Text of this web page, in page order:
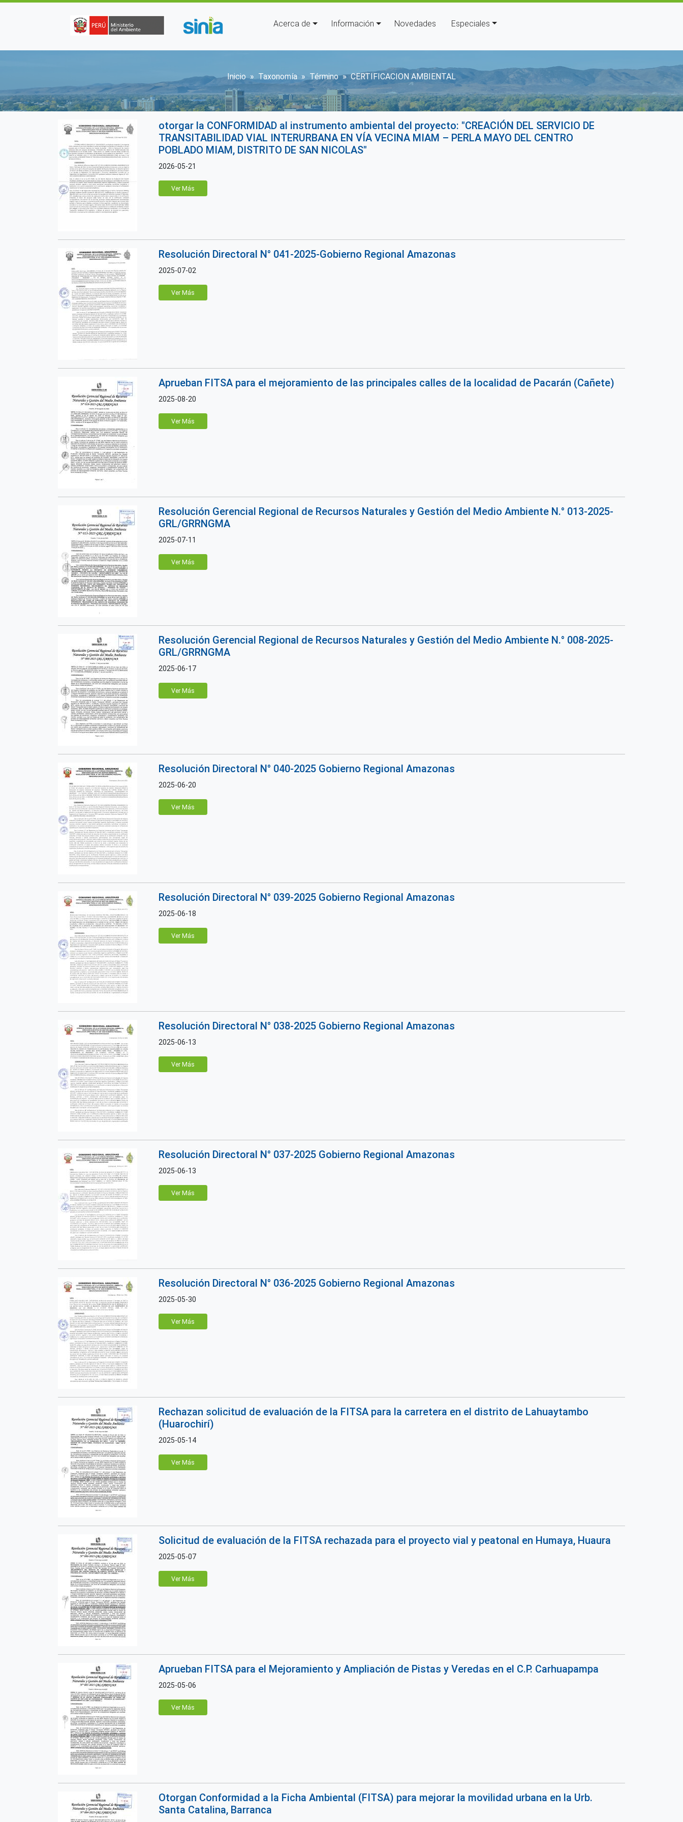
Navegación principal
Acerca de Información Novedades Especiales
Sobrescribir enlaces de ayuda a la navegación
Inicio Taxonomía Término CERTIFICACION AMBIENTAL
otorgar la CONFORMIDAD al instrumento ambiental del proyecto: "CREACIÓN DEL SERVICIO DE
TRANSITABILIDAD VIAL INTERURBANA EN VÍA VECINA MIAM – PERLA MAYO DEL CENTRO
POBLADO MIAM, DISTRITO DE SAN NICOLAS"
2026-05-21
Ver Más
Resolución Directoral N° 041-2025-Gobierno Regional Amazonas
2025-07-02
Ver Más
Aprueban FITSA para el mejoramiento de las principales calles de la localidad de Pacarán (Cañete)
2025-08-20
Ver Más
Resolución Gerencial Regional de Recursos Naturales y Gestión del Medio Ambiente N.° 013-2025-
GRL/GRRNGMA
2025-07-11
Ver Más
Resolución Gerencial Regional de Recursos Naturales y Gestión del Medio Ambiente N.° 008-2025-
GRL/GRRNGMA
2025-06-17
Ver Más
Resolución Directoral N° 040-2025 Gobierno Regional Amazonas
2025-06-20
Ver Más
Resolución Directoral N° 039-2025 Gobierno Regional Amazonas
2025-06-18
Ver Más
Resolución Directoral N° 038-2025 Gobierno Regional Amazonas
2025-06-13
Ver Más
Resolución Directoral N° 037-2025 Gobierno Regional Amazonas
2025-06-13
Ver Más
Resolución Directoral N° 036-2025 Gobierno Regional Amazonas
2025-05-30
Ver Más
Rechazan solicitud de evaluación de la FITSA para la carretera en el distrito de Lahuaytambo
(Huarochirí)
2025-05-14
Ver Más
Solicitud de evaluación de la FITSA rechazada para el proyecto vial y peatonal en Humaya, Huaura
2025-05-07
Ver Más
Aprueban FITSA para el Mejoramiento y Ampliación de Pistas y Veredas en el C.P. Carhuapampa
2025-05-06
Ver Más
Otorgan Conformidad a la Ficha Ambiental (FITSA) para mejorar la movilidad urbana en la Urb.
Santa Catalina, Barranca